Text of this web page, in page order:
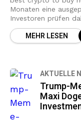
Monaten eine
Investoren prüfen
Renditechancen zu
MEHR LESEN
AKTUELLE
Trump-
Maxi